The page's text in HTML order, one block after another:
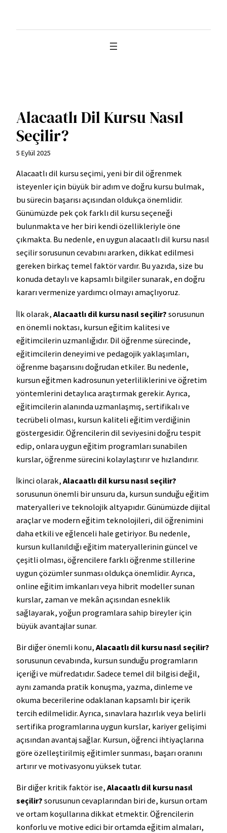
Alacaatlı Dil Kursu Nasıl
Seçilir?
5 Eylül 2025
Alacaatlı dil kursu seçimi, yeni bir dil öğrenmek
isteyenler için büyük bir adım ve doğru kursu bulmak,
bu sürecin başarısı açısından oldukça önemlidir.
Günümüzde pek çok farklı dil kursu seçeneği
bulunmakta ve her biri kendi özellikleriyle öne
çıkmakta. Bu nedenle, en uygun alacaatlı dil kursu nasıl
seçilir sorusunun cevabını ararken, dikkat edilmesi
gereken birkaç temel faktör vardır. Bu yazıda, size bu
konuda detaylı ve kapsamlı bilgiler sunarak, en doğru
kararı vermenize yardımcı olmayı amaçlıyoruz.
İlk olarak, Alacaatlı dil kursu nasıl seçilir? sorusunun
en önemli noktası, kursun eğitim kalitesi ve
eğitimcilerin uzmanlığıdır. Dil öğrenme sürecinde,
eğitimcilerin deneyimi ve pedagojik yaklaşımları,
öğrenme başarısını doğrudan etkiler. Bu nedenle,
kursun eğitmen kadrosunun yeterliliklerini ve öğretim
yöntemlerini detaylıca araştırmak gerekir. Ayrıca,
eğitimcilerin alanında uzmanlaşmış, sertifikalı ve
tecrübeli olması, kursun kaliteli eğitim verdiğinin
göstergesidir. Öğrencilerin dil seviyesini doğru tespit
edip, onlara uygun eğitim programları sunabilen
kurslar, öğrenme sürecini kolaylaştırır ve hızlandırır.
İkinci olarak, Alacaatlı dil kursu nasıl seçilir?
sorusunun önemli bir unsuru da, kursun sunduğu eğitim
materyalleri ve teknolojik altyapıdır. Günümüzde dijital
araçlar ve modern eğitim teknolojileri, dil öğrenimini
daha etkili ve eğlenceli hale getiriyor. Bu nedenle,
kursun kullanıldığı eğitim materyallerinin güncel ve
çeşitli olması, öğrencilere farklı öğrenme stillerine
uygun çözümler sunması oldukça önemlidir. Ayrıca,
online eğitim imkanları veya hibrit modeller sunan
kurslar, zaman ve mekân açısından esneklik
sağlayarak, yoğun programlara sahip bireyler için
büyük avantajlar sunar.
Bir diğer önemli konu, Alacaatlı dil kursu nasıl seçilir?
sorusunun cevabında, kursun sunduğu programların
içeriği ve müfredatıdır. Sadece temel dil bilgisi değil,
aynı zamanda pratik konuşma, yazma, dinleme ve
okuma becerilerine odaklanan kapsamlı bir içerik
tercih edilmelidir. Ayrıca, sınavlara hazırlık veya belirli
sertifika programlarına uygun kurslar, kariyer gelişimi
açısından avantaj sağlar. Kursun, öğrenci ihtiyaçlarına
göre özelleştirilmiş eğitimler sunması, başarı oranını
artırır ve motivasyonu yüksek tutar.
Bir diğer kritik faktör ise, Alacaatlı dil kursu nasıl
seçilir? sorusunun cevaplarından biri de, kursun ortam
ve ortam koşullarına dikkat etmektir. Öğrencilerin
konforlu ve motive edici bir ortamda eğitim almaları,